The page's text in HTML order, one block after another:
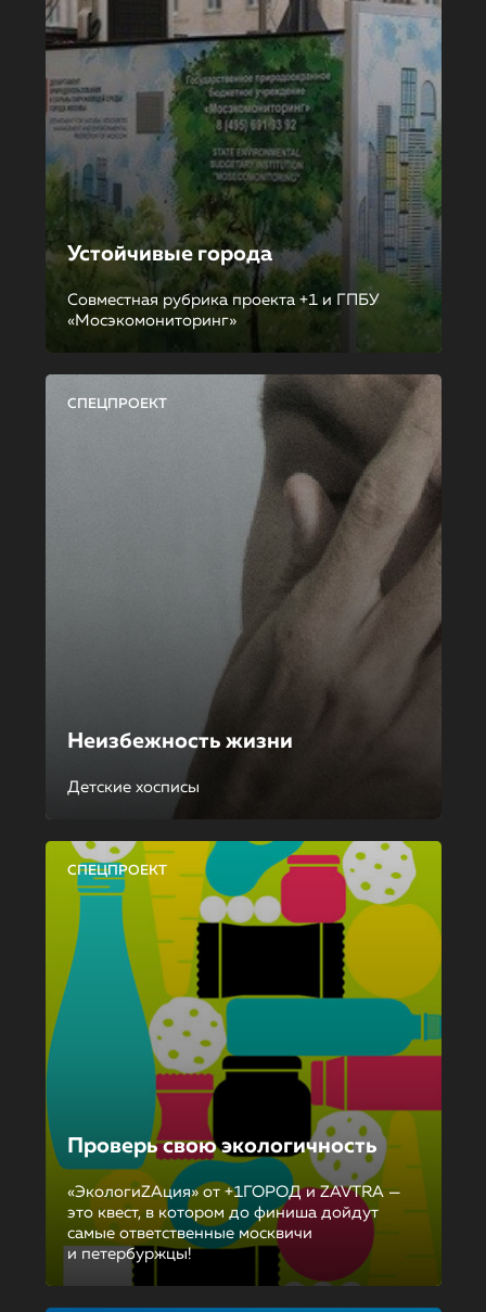
Устойчивые города
Совместная рубрика проекта +1 и ГПБУ
«Мосэкомониторинг»
СПЕЦПРОЕКТ
Неизбежность жизни
Детские хосписы
СПЕЦПРОЕКТ
Проверь свою экологичность
«ЭкологиZAция» от +1ГОРОД и ZAVTRA —
это квест, в котором до финиша дойдут
самые ответственные москвичи
и петербуржцы!